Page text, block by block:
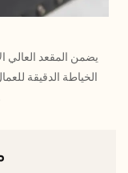
يضمن المقعد العالي
الخياطة الدقيقة